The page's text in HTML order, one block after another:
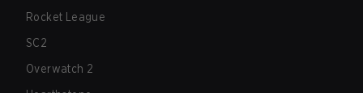
Rocket League
SC2
Overwatch 2